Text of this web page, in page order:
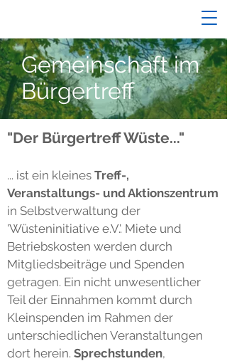
Gemeinschaft im
Bürgertreff
"Der Bürgertreff Wüste..."
... ist ein kleines Treff-,
Veranstaltungs- und Aktionszentrum
in Selbstverwaltung der
'Wüsteninitiative e.V.'. Miete und
Betriebskosten werden durch
Mitgliedsbeiträge und Spenden
getragen. Ein nicht unwesentlicher
Teil der Einnahmen kommt durch
Kleinspenden im Rahmen der
unterschiedlichen Veranstaltungen
dort herein. Sprechstunden,